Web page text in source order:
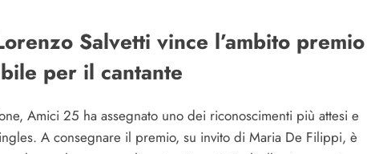
Salvetti vince l’ambito premio
per il cantante
Amici 25 ha assegnato uno dei riconoscimenti più attesi e
A consegnare il premio, su invito di Maria De Filippi, è